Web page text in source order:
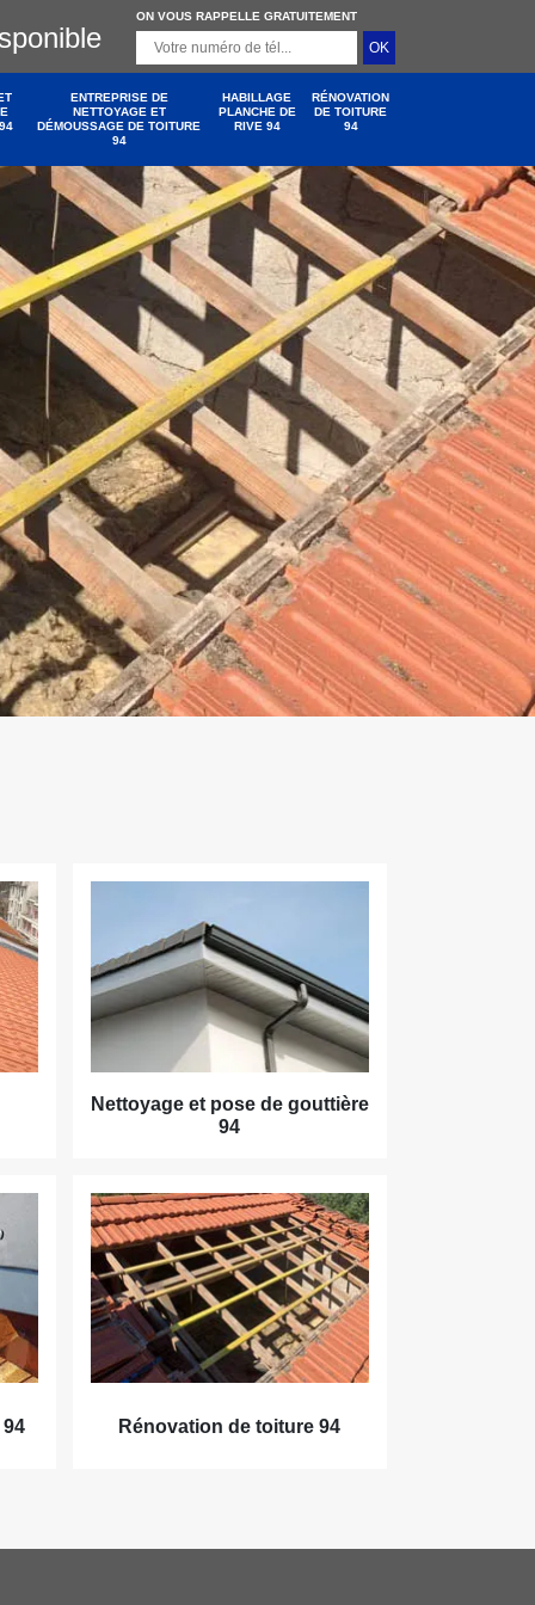
ON VOUS RAPPELLE GRATUITEMENT
ENTREPRISE DE
NETTOYAGE ET
DÉMOUSSAGE DE TOITURE
94
HABILLAGE
PLANCHE DE
RIVE 94
RÉNOVATION
DE TOITURE
94
Nettoyage et pose de gouttière
94
Rénovation de toiture 94